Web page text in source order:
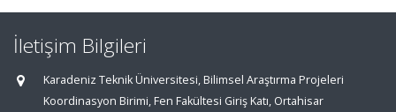
İletişim Bilgileri
Karadeniz Teknik Üniversitesi, Bilimsel Araştırma Projeleri
Koordinasyon Birimi, Fen Fakültesi Giriş Katı, Ortahisar